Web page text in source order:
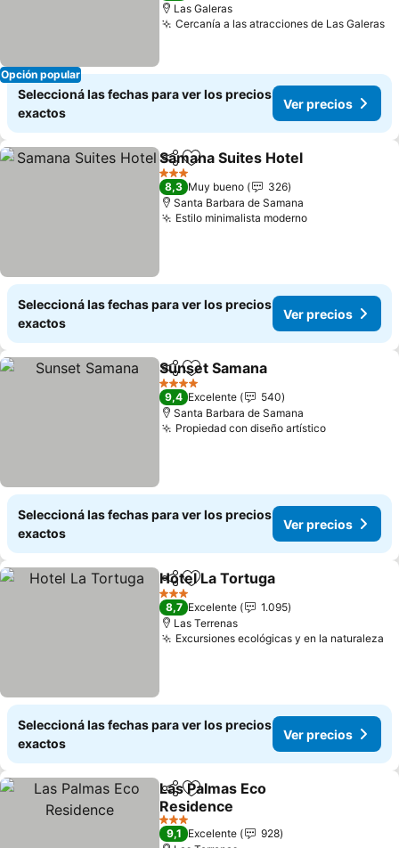
Opción popular
Las Galeras
Cercanía a las atracciones de Las Galeras
Seleccioná las fechas para ver los precios
exactos
Ver precios
CompartirAñadir a favoritos
Samana Suites Hotel
3 Estrellas
8,3 Muy bueno
326
Santa Barbara de Samana
Estilo minimalista moderno
Seleccioná las fechas para ver los precios
exactos
Ver precios
CompartirAñadir a favoritos
Sunset Samana
4 Estrellas
9,4 Excelente
540
Santa Barbara de Samana
Propiedad con diseño artístico
Seleccioná las fechas para ver los precios
exactos
Ver precios
CompartirAñadir a favoritos
Hotel La Tortuga
3 Estrellas
8,7 Excelente
1.095
Las Terrenas
Excursiones ecológicas y en la naturaleza
Seleccioná las fechas para ver los precios
exactos
Ver precios
CompartirAñadir a favoritos
Las Palmas Eco
Residence
3 Estrellas
9,1 Excelente
928